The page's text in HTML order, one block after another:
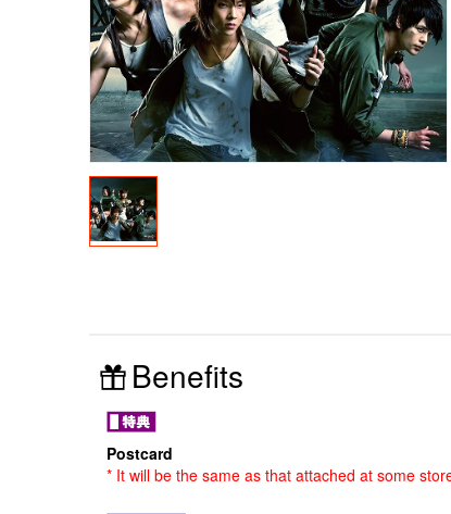
Benefits
Postcard
* It will be the same as that attached at some